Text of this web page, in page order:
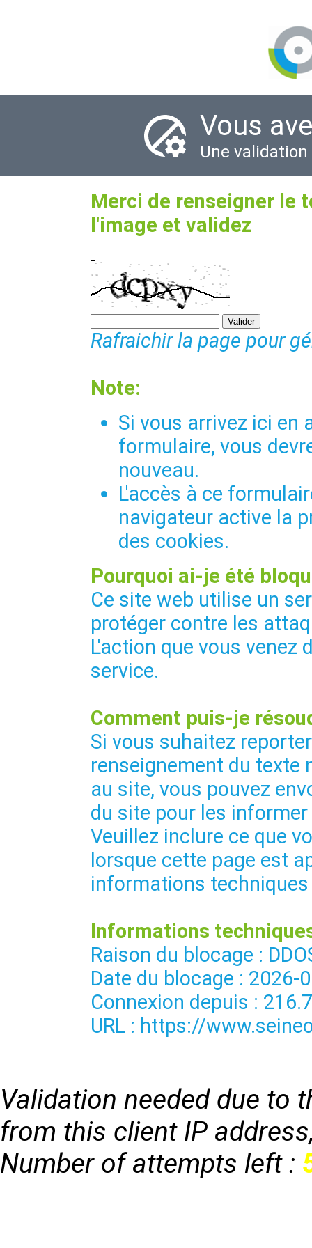
Vous
Une
Merci de renseigner le
l'image et validez
Rafraichir la page pour
Note:
Si vous arrivez ici en
formulaire, vous
nouveau.
L'accès à ce
navigateur active la
des cookies.
Pourquoi ai-je été
Ce site web utilise un
protéger contre les
L'action que vous venez
service.
Comment puis-je
Si vous suhaitez
renseignement du texte
au site, vous pouvez
du site pour les
Veuillez inclure ce que
lorsque cette page est
informations
Informations
Raison du blocage :
Date du blocage : 2026-
Connexion depuis :
URL : https://
Validation needed due to
from this client IP
Number of attempts left :